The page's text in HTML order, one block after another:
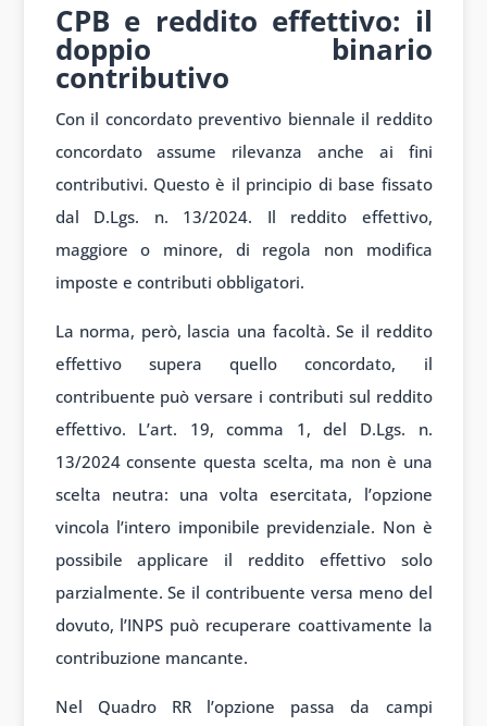
CPB e reddito effettivo: il
doppio binario
contributivo
Con il concordato preventivo biennale il reddito
concordato assume rilevanza anche ai fini
contributivi. Questo è il principio di base fissato
dal D.Lgs. n. 13/2024. Il reddito effettivo,
maggiore o minore, di regola non modifica
imposte e contributi obbligatori.
La norma, però, lascia una facoltà. Se il reddito
effettivo supera quello concordato, il
contribuente può versare i contributi sul reddito
effettivo. L’art. 19, comma 1, del D.Lgs. n.
13/2024 consente questa scelta, ma non è una
scelta neutra: una volta esercitata, l’opzione
vincola l’intero imponibile previdenziale. Non è
possibile applicare il reddito effettivo solo
parzialmente. Se il contribuente versa meno del
dovuto, l’INPS può recuperare coattivamente la
contribuzione mancante.
Nel Quadro RR l’opzione passa da campi